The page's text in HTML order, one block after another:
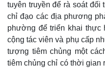
tuyên truyền để rà soát
chỉ đạo các địa phương
phường để triển khai
cộng tác viên và phụ cấp
tượng tiêm chủng một
tiêm chủng chỉ có thời gian